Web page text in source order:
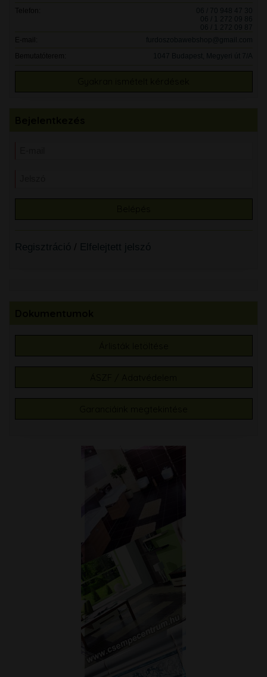
Telefon:
06 / 70 948 47 30
06 / 1 272 09 86
06 / 1 272 09 87
furdoszobawebshop@gmail.com
Bemutatóterem:
1047 Budapest, Megyeri út 7/A
Regisztráció / Elfelejtett jelszó